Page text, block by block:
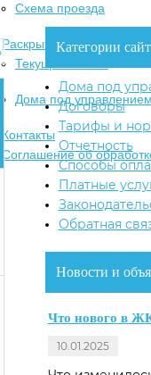
Схема проезда
Раскрытие информации
Текущая анкета
Дома под управлением
Контакты
Соглашение об
Категории
Дома под
Договоры
Тарифы и
Отчетность
Способы
Платные
Обратная
Новости и
Что нового в
10.01.2025